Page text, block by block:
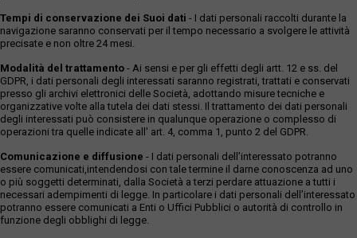
Tempi di conservazione dei Suoi dati - I dati personali raccolti durante la
navigazione saranno conservati per il tempo necessario a svolgere le attività
precisate e non oltre 24 mesi.
Modalità del trattamento - Ai sensi e per gli effetti degli artt. 12 e ss. del
GDPR, i dati personali degli interessati saranno registrati, trattati e conservati
presso gli archivi elettronici delle Società, adottando misure tecniche e
organizzative volte alla tutela dei dati stessi. Il trattamento dei dati personali
degli interessati può consistere in qualunque operazione o complesso di
operazioni tra quelle indicate all' art. 4, comma 1, punto 2 del GDPR.
Comunicazione e diffusione - I dati personali dell’interessato potranno
essere comunicati,intendendosi con tale termine il darne conoscenza ad uno
o più soggetti determinati, dalla Società a terzi perdare attuazione a tutti i
necessari adempimenti di legge. In particolare i dati personali dell’interessato
potranno essere comunicati a Enti o Uffici Pubblici o autorità di controllo in
funzione degli obblighi di legge.